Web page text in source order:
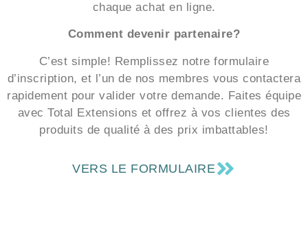
chaque achat en ligne.
Comment devenir partenaire?
C’est simple! Remplissez notre formulaire
d’inscription, et l’un de nos membres vous contactera
rapidement pour valider votre demande. Faites équipe
avec Total Extensions et offrez à vos clientes des
produits de qualité à des prix imbattables!
VERS LE FORMULAIRE